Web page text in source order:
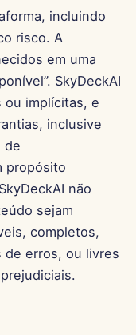
incluindo
risco. A
em uma
SkyDeckAI
ou implícitas, e
inclusive
de
propósito
não
sejam
completos,
de erros, ou livres